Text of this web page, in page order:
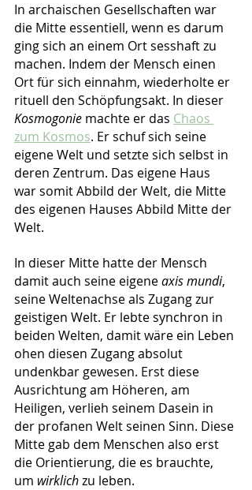
In archaischen Gesellschaften war
die Mitte essentiell, wenn es darum
ging sich an einem Ort sesshaft zu
machen. Indem der Mensch einen
Ort für sich einnahm, wiederholte er
rituell den Schöpfungsakt. In dieser
Kosmogonie machte er das Chaos
zum Kosmos. Er schuf sich seine
eigene Welt und setzte sich selbst in
deren Zentrum. Das eigene Haus
war somit Abbild der Welt, die Mitte
des eigenen Hauses Abbild Mitte der
Welt.
In dieser Mitte hatte der Mensch
damit auch seine eigene axis mundi,
seine Weltenachse als Zugang zur
geistigen Welt. Er lebte synchron in
beiden Welten, damit wäre ein Leben
ohen diesen Zugang absolut
undenkbar gewesen. Erst diese
Ausrichtung am Höheren, am
Heiligen, verlieh seinem Dasein in
der profanen Welt seinen Sinn. Diese
Mitte gab dem Menschen also erst
die Orientierung, die es brauchte,
um wirklich zu leben.